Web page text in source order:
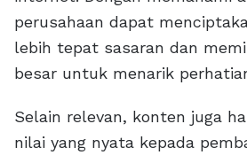
perusahaan dapat
lebih tepat sasaran dan
besar untuk menarik
Selain relevan, konten juga
nilai yang nyata kepada